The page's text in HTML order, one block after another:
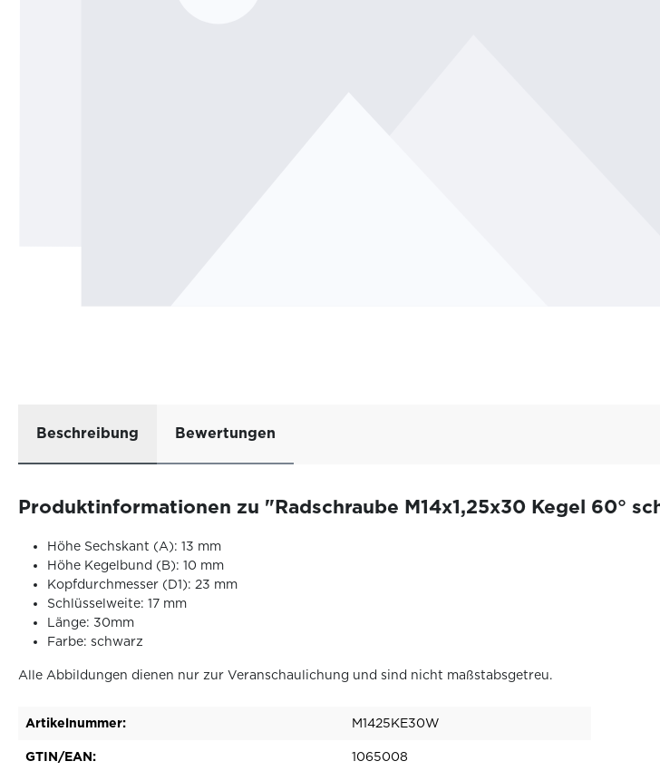
Beschreibung Bewertungen
Produktinformationen zu "Radschraube M14x1,25x30 Kegel 60°
Höhe Sechskant (A): 13 mm
Höhe Kegelbund (B): 10 mm
Kopfdurchmesser (D1): 23 mm
Schlüsselweite: 17 mm
Länge: 30mm
Farbe: schwarz
Alle Abbildungen dienen nur zur Veranschaulichung und sind nicht maßstabsgetreu.
Artikelnummer: M1425KE30W
GTIN/EAN: 1065008